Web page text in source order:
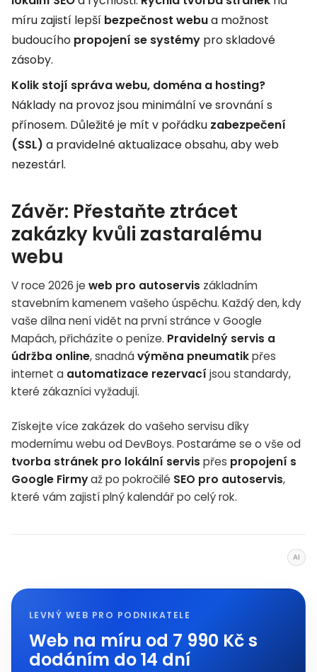
míru zajistí lepší bezpečnost webua možnost
budoucího propojení se systémy pro skladové
zásoby.
Kolik stojí správa webu, doména a hosting?
Náklady na provoz jsou minimální ve srovnání s
přínosem. Důležité je mít v pořádku zabezpečení
(SSL) a pravidelné aktualizace obsahu, aby web
nezestárl.
Závěr: Přestaňte ztrácet
zakázky kvůli zastaralému
webu
V roce 2026 je web pro autoservis základním
stavebním kamenem vašeho úspěchu. Každý den, kdy
vaše dílna není vidět na první stránce v Google
Mapách, přicházíte o peníze. Pravidelný servis a
údržba online, snadnávýměna pneumatikpřes
internet a automatizace rezervací jsou standardy,
které zákazníci vyžadují.
Získejte více zakázek do vašeho servisu díky
modernímu webu od DevBoys. Postaráme se o vše od
tvorba stránek pro lokální servis přes propojení s
Google Firmyaž po pokročilé SEO pro autoservis,
které vám zajistí plný kalendář po celý rok.
AI
LEVNÝ WEB PRO PODNIKATELE
Web na míru od 7 990 Kč s
dodáním do 14 dní